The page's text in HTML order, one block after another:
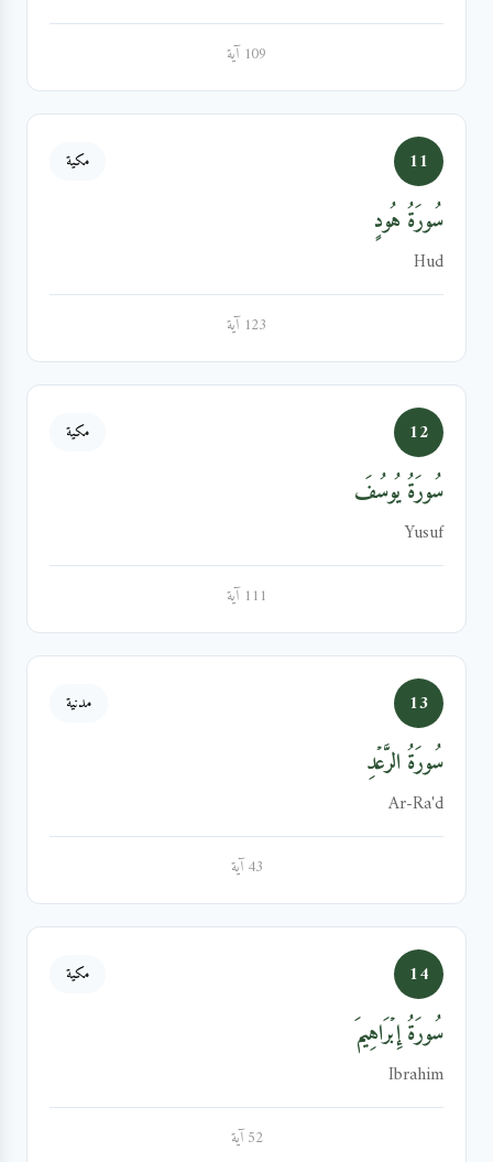
109 آية
11 مكية
سُورَةُ هُودٍ
Hud
123 آية
12 مكية
سُورَةُ يُوسُفَ
Yusuf
111 آية
13 مدنية
سُورَةُ الرَّعۡدِ
Ar-Ra'd
43 آية
14 مكية
سُورَةُ إِبۡرَاهِيمَ
Ibrahim
52 آية